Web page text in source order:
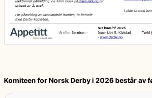
Komiteen for Norsk Derby i 2026 består av